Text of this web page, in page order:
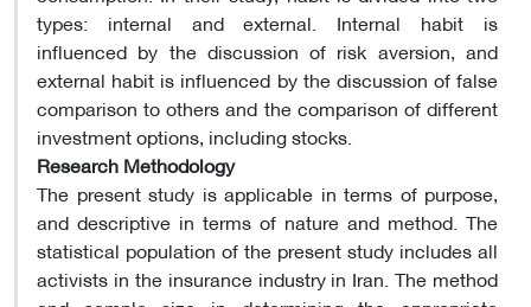
types: internal and external. Internal habit is
influenced by the discussion of risk aversion, and
external habit is influenced by the discussion of false
comparison to others and the comparison of different
investment options, including stocks.
Research Methodology
The present study is applicable in terms of purpose,
and descriptive in terms of nature and method. The
statistical population of the present study includes all
activists in the insurance industry in Iran. The method